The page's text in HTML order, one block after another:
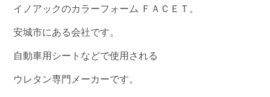
イノアックのカラーフォーム ＦＡＣＥＴ。
安城市にある会社です。
自動車用シートなどで使用される
ウレタン専門メーカーです。